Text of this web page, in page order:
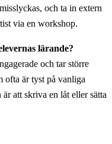
och ta in extern
via en workshop.
lärande?
och tar större
ofta är tyst på vanliga
att skriva en låt eller sätta